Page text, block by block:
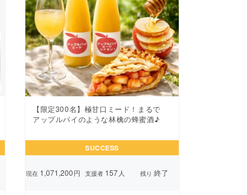
【限定300名】極甘口ミード！まるで
アップルパイのような林檎の蜂蜜酒♪
SUCCESS
現在1,071,200円 支援者 157 人 残り 終了